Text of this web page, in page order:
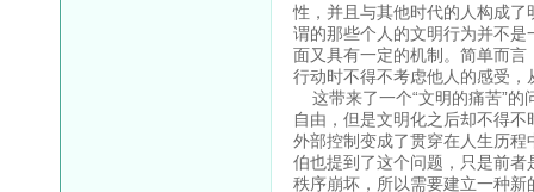
性，并且与其他时代的人构成
谓的那些个人的文明行为并不
面又具有一定的机制。简单而
行动时不得不考虑他人的感受
这带来了一个“文明的痛苦”的
自由，但是文明化之后却不得
外部控制变成了贯穿在人生历程
伯也提到了这个问题，只是前
秩序崩坏，所以需要建立一种